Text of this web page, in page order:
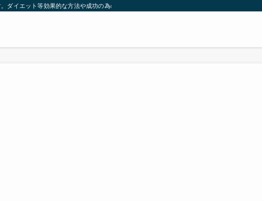
ダイエット等効果的な方法や成功の為の秘訣等。太ったり悩んでいる方々が簡単に痩せるこ